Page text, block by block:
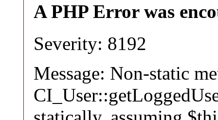
A PHP Error was
Severity: 8192
Message: Non-static